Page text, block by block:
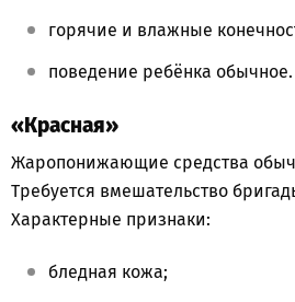
горячие и влажные
поведение ребёнка обычное.
«Красная»
Жаропонижающие средства
Требуется вмешательство
Характерные признаки:
бледная кожа;